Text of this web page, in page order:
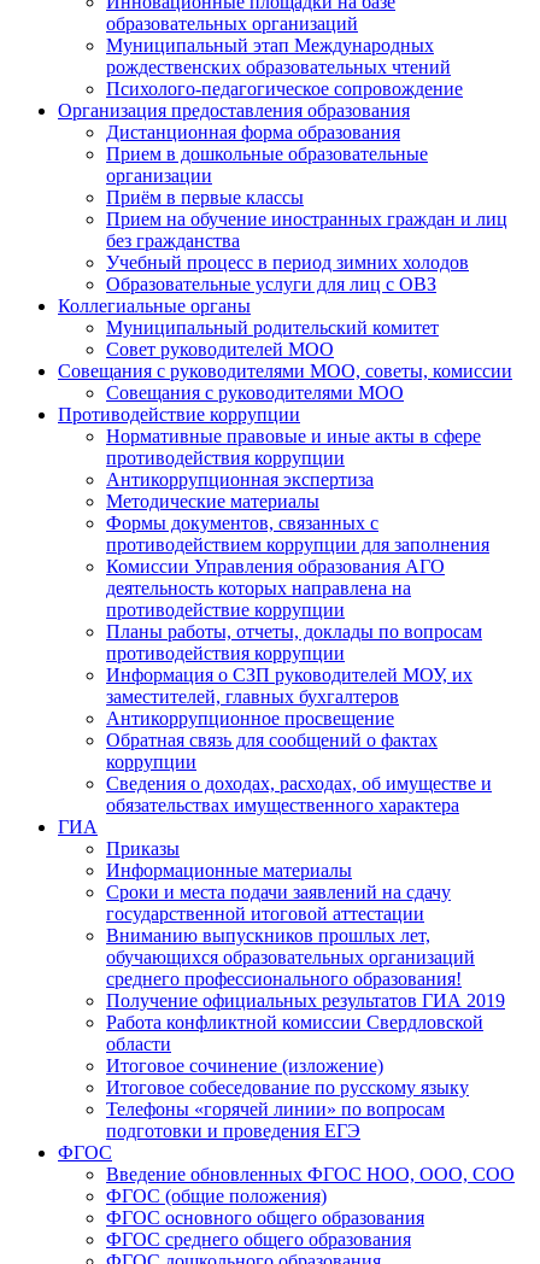
образовательных организаций
Муниципальный этап Международных
рождественских образовательных чтений
Психолого-педагогическое сопровождение
Организация предоставления образования
Дистанционная форма образования
Прием в дошкольные образовательные
организации
Приём в первые классы
Прием на обучение иностранных граждан и лиц
без гражданства
Учебный процесс в период зимних холодов
Образовательные услуги для лиц с ОВЗ
Коллегиальные органы
Муниципальный родительский комитет
Совет руководителей МОО
Совещания с руководителями МОО, советы, комиссии
Совещания с руководителями МОО
Противодействие коррупции
Нормативные правовые и иные акты в сфере
противодействия коррупции
Антикоррупционная экспертиза
Методические материалы
Формы документов, связанных с
противодействием коррупции для заполнения
Комиссии Управления образования АГО
деятельность которых направлена на
противодействие коррупции
Планы работы, отчеты, доклады по вопросам
противодействия коррупции
Информация о СЗП руководителей МОУ, их
заместителей, главных бухгалтеров
Антикоррупционное просвещение
Обратная связь для сообщений о фактах
коррупции
Сведения о доходах, расходах, об имуществе и
обязательствах имущественного характера
ГИА
Приказы
Информационные материалы
Сроки и места подачи заявлений на сдачу
государственной итоговой аттестации
Вниманию выпускников прошлых лет,
обучающихся образовательных организаций
среднего профессионального образования!
Получение официальных результатов ГИА 2019
Работа конфликтной комиссии Свердловской
области
Итоговое сочинение (изложение)
Итоговое собеседование по русскому языку
Телефоны «горячей линии» по вопросам
подготовки и проведения ЕГЭ
ФГОС
Введение обновленных ФГОС НОО, ООО, СОО
ФГОС (общие положения)
ФГОС основного общего образования
ФГОС среднего общего образования